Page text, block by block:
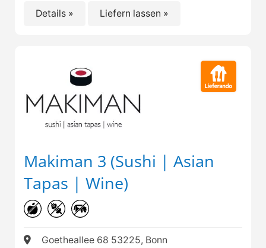
Details » Liefern lassen »
Makiman 3 (Sushi | Asian
Tapas | Wine)
Goetheallee 68 53225, Bonn